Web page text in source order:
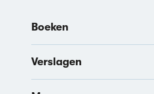
Boeken
Verslagen